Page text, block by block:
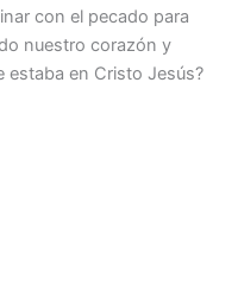
con el pecado para
nuestro corazón y
estaba en Cristo Jesús?